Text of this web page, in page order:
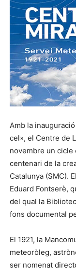
Amb la
cel», el Centre de
novembre un cicle
centenari de la
Catalunya (SMC).
Eduard Fontserè,
del qual la
fons documental
El 1921, la
meteoròleg,
ser nomenat